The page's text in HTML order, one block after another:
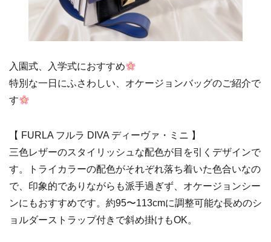
入園式、入学式におすすめ
特別な一日にふさわしい、オケージョンバッグのご紹介で
す
【 FURLA フルラ DIVA ディーヴァ・ミニ 】
三色レザーのスタイリッシュな配色が目を引くデザインで
す。トライカラーの配色がそれぞれ落ち着いた色合いなの
で、印象的でありながらも派手過ぎず、オケージョンシー
ンにもおすすめです。約95〜113cmに調整可能な長めのシ
ョルダーストラップ付きで斜め掛けもOK。